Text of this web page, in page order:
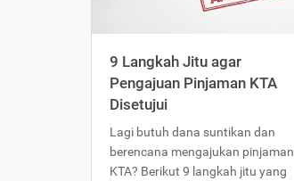
9 Langkah Jitu agar
Pengajuan Pinjaman KTA
Disetujui
Lagi butuh dana suntikan dan
berencana mengajukan pinjaman
KTA? Berikut 9 langkah jitu yang